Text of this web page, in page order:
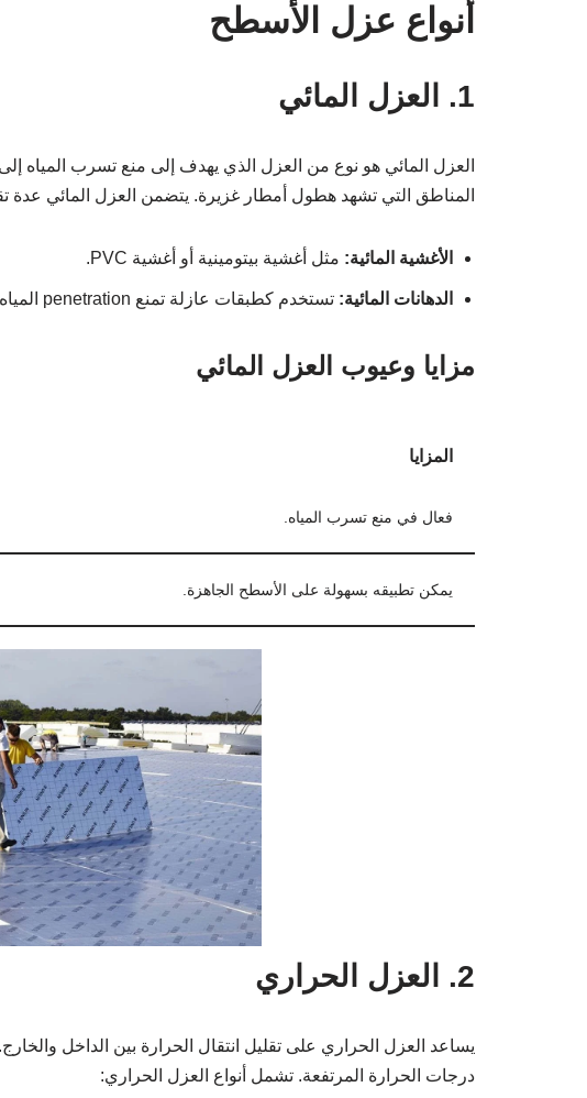
أنواع عزل الأسطح
1. العزل المائي
العزل المائي هو نوع من العزل الذي يهدف إلى منع تسرب المياه
المناطق التي تشهد هطول أمطار غزيرة. يتضمن العزل المائي عدة
الأغشية المائية: مثل أغشية بيتومينية أو أغشية PVC.
الدهانات المائية: تستخدم كطبقات عازلة تمنع penetration المياه.
مزايا وعيوب العزل المائي
المزايا
فعال في منع تسرب المياه.
يمكن تطبيقه بسهولة على الأسطح الجاهزة.
2. العزل الحراري
يساعد العزل الحراري على تقليل انتقال الحرارة بين الداخل
درجات الحرارة المرتفعة. تشمل أنواع العزل الحراري: